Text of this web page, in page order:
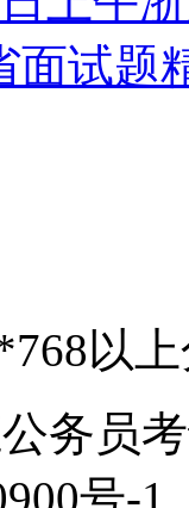
面试题
以
务员